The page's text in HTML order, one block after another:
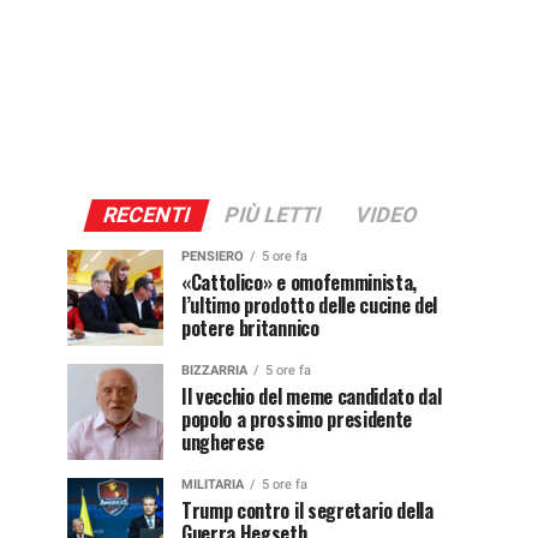
RECENTI PIÙ LETTI VIDEO
PENSIERO 5 ore fa
«Cattolico» e omofemminista,
l’ultimo prodotto delle cucine del
potere britannico
BIZZARRIA 5 ore fa
Il vecchio del meme candidato dal
popolo a prossimo presidente
ungherese
MILITARIA 5 ore fa
Trump contro il segretario della